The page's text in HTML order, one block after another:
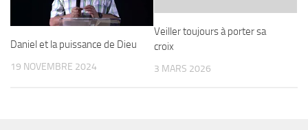
Daniel et la puissance de Dieu
19 NOVEMBRE 2024
Veiller toujours à porter sa
croix
3 MARS 2026